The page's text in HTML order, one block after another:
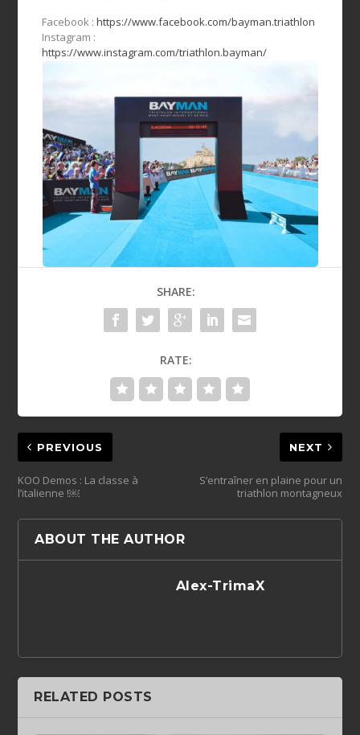
Facebook :https://www.facebook.com/bayman.triathlon
Instagram :
https://www.instagram.com/triathlon.bayman/
SHARE:
RATE:
PREVIOUS
KOO Demos : La classe à
l’italienne !￼
NEXT
S’entraîner en plaine pour un
triathlon montagneux
ABOUT THE AUTHOR
Alex-TrimaX
RELATED POSTS